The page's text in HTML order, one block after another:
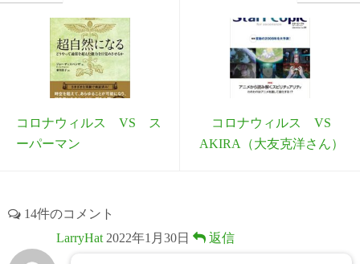
コロナウィルス VS ス
ーパーマン
コロナウィルス VS
AKIRA（大友克洋さん）
14件のコメント
LarryHat 2022年1月30日 返信